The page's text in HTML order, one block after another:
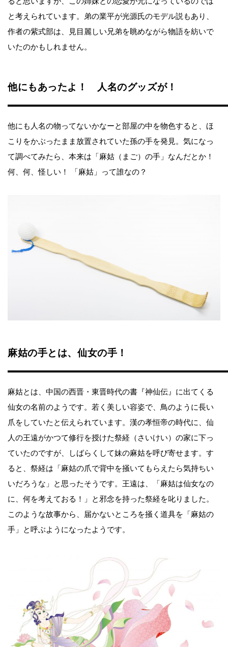
と考えられています。弟の業平が光源氏のモデル説もあり、
作者の紫式部は、見目麗しい兄弟を眺めながら物語を紡いで
いたのかもしれません。
他にもあったよ！ 人名のグッズが！
他にも人名の物ってないかなーと部屋の中を物色すると、ほ
こりをかぶったまま放置されていた孫の手を発見。気になっ
て調べてみたら、本来は「麻姑（まご）の手」なんだとか！
何、何、怪しい！ 「麻姑」って誰なの？
麻姑の手とは、仙女の手！
麻姑とは、中国の西晋・東晋時代の書『神仙伝』に出てくる
仙女の名前のようです。若く美しい容姿で、鳥のように長い
爪をしていたと伝えられています。漢の孝恒帝の時代に、仙
人の王遠がかつて修行を授けた祭経（さいけい）の家に下っ
ていたのですが、しばらくして妹の麻姑を呼び寄せます。す
ると、祭経は「麻姑の爪で背中を掻いてもらえたら気持ちい
いだろうな」と思ったそうです。王遠は、「麻姑は仙女なの
に、何を考えておる！」と邪念を持った祭経を叱りました。
このような故事から、届かないところを掻く道具を「麻姑の
手」と呼ぶようになったようです。